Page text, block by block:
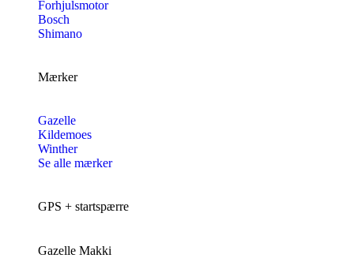
Forhjulsmotor
Bosch
Shimano
Mærker
Gazelle
Kildemoes
Winther
Se alle mærker
GPS + startspærre
Gazelle Makki